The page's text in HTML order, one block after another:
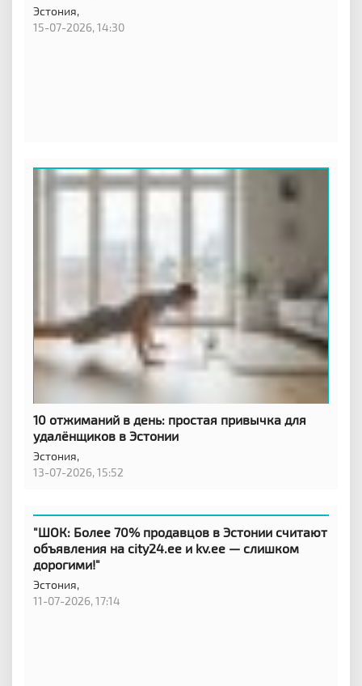
Эстония,
15-07-2026, 14:30
10 отжиманий в день: простая привычка для
удалёнщиков в Эстонии
Эстония,
13-07-2026, 15:52
"ШОК: Более 70% продавцов в Эстонии считают
объявления на city24.ee и kv.ee — слишком
дорогими!"
Эстония,
11-07-2026, 17:14